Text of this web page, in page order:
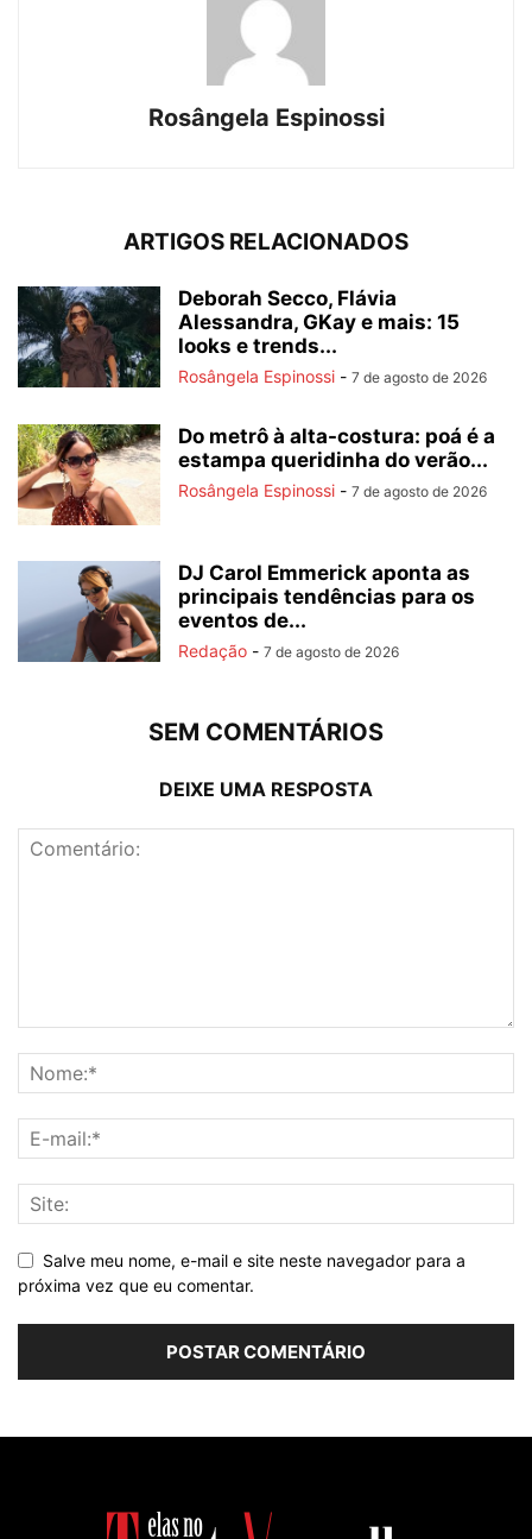
Rosângela Espinossi
ARTIGOS RELACIONADOS
Deborah Secco, Flávia
Alessandra, GKay e mais: 15
looks e trends...
Rosângela Espinossi - 7 de agosto de 2026
Do metrô à alta-costura: poá é a
estampa queridinha do verão...
Rosângela Espinossi - 7 de agosto de 2026
DJ Carol Emmerick aponta as
principais tendências para os
eventos de...
Redação - 7 de agosto de 2026
SEM COMENTÁRIOS
DEIXE UMA RESPOSTA
Salve meu nome, e-mail e site neste navegador para a
próxima vez que eu comentar.